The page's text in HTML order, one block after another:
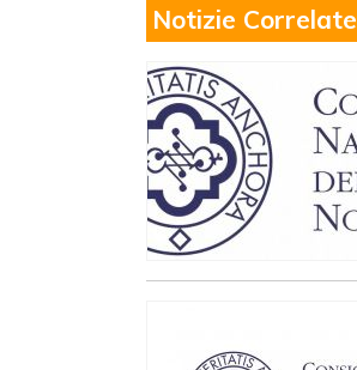
Notizie Correlate